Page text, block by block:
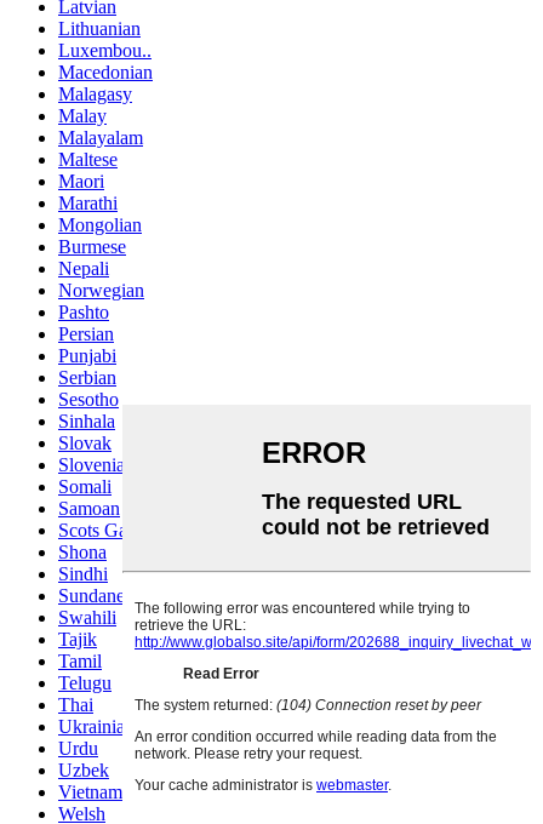
Latvian
Lithuanian
Luxembou..
Macedonian
Malagasy
Malay
Malayalam
Maltese
Maori
Marathi
Mongolian
Burmese
Nepali
Norwegian
Pashto
Persian
Punjabi
Serbian
Sesotho
Sinhala
Slovak
Slovenian
Somali
Samoan
Scots Gaelic
Shona
Sindhi
Sundanese
Swahili
Tajik
Tamil
Telugu
Thai
Ukrainian
Urdu
Uzbek
Vietnamese
Welsh